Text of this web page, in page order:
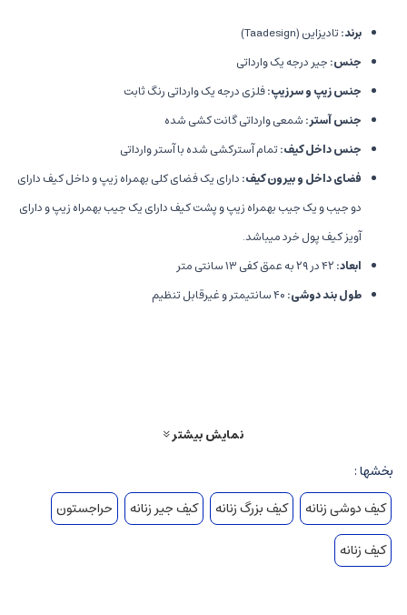
برند:تادیزاین (Taadesign)
جنس:جیر درجه یک وارداتی
جنس زیپ و سرزیپ:فلزی درجه یک وارداتی رنگ ثابت
جنس آستر:شمعی وارداتی گانت کشی شده
جنس داخل کیف:تمام آسترکشی شده با آستر وارداتی
فضای داخل و بیرون کیف:دارای یک فضای کلی بهمراه زیپ و داخل کیف دارای
دو جیب و یک جیب بهمراه زیپ و پشت کیف دارای یک جیب بهمراه زیپ و دارای
آویز کیف پول خرد میباشد.
ابعاد:
طول بند دوشی:۴۰ سانتیمتر و غیرقابل تنظیم
کیف لامیس جیر در رنگ‌ های سورمه ای، کرم روشن و نسکافه ای تولید میشود اما
حتما موجودی را از کارشناس سوال بفرمایید.
2. میتوان به صورت اقساطی خرید؟
بله. از طریق اسنپ پی میتوانید در 4 قسط بخرید.
نمایش بیشتر
بخشها :
کیف دوشی زنانه
کیف بزرگ زنانه کیف جیر زنانه
حراجستون
کیف زنانه